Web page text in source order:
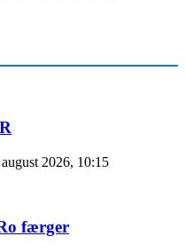
2026, 10:15
færger